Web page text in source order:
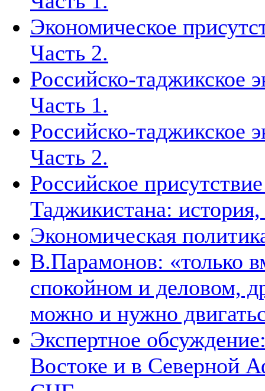
Экономическое
Часть 2.
Российско-таджикское
Часть 1.
Российско-таджикское
Часть 2.
Российское
Таджикистана:
Экономическая
В.Парамонов: «только
спокойном и деловом,
можно и нужно
Экспертное
Востоке и в Северной